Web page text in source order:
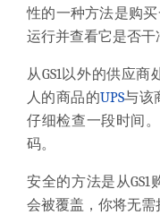
性的一种方法是购
运行并查看它是否干
从GS1以外的供应
人的商品的UPS与该
仔细检查一段时间。
码。
安全的方法是从GS1
会被覆盖，你将无需